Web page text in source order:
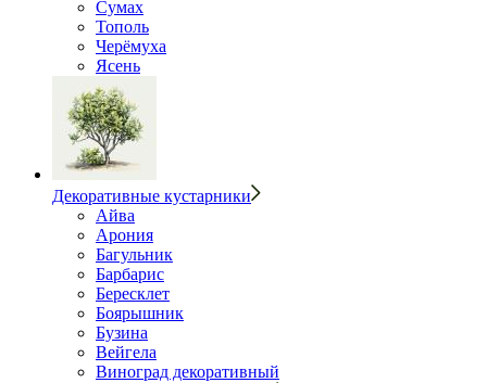
Сумах
Тополь
Черёмуха
Ясень
Декоративные кустарники
Айва
Арония
Багульник
Барбарис
Бересклет
Боярышник
Бузина
Вейгела
Виноград декоративный